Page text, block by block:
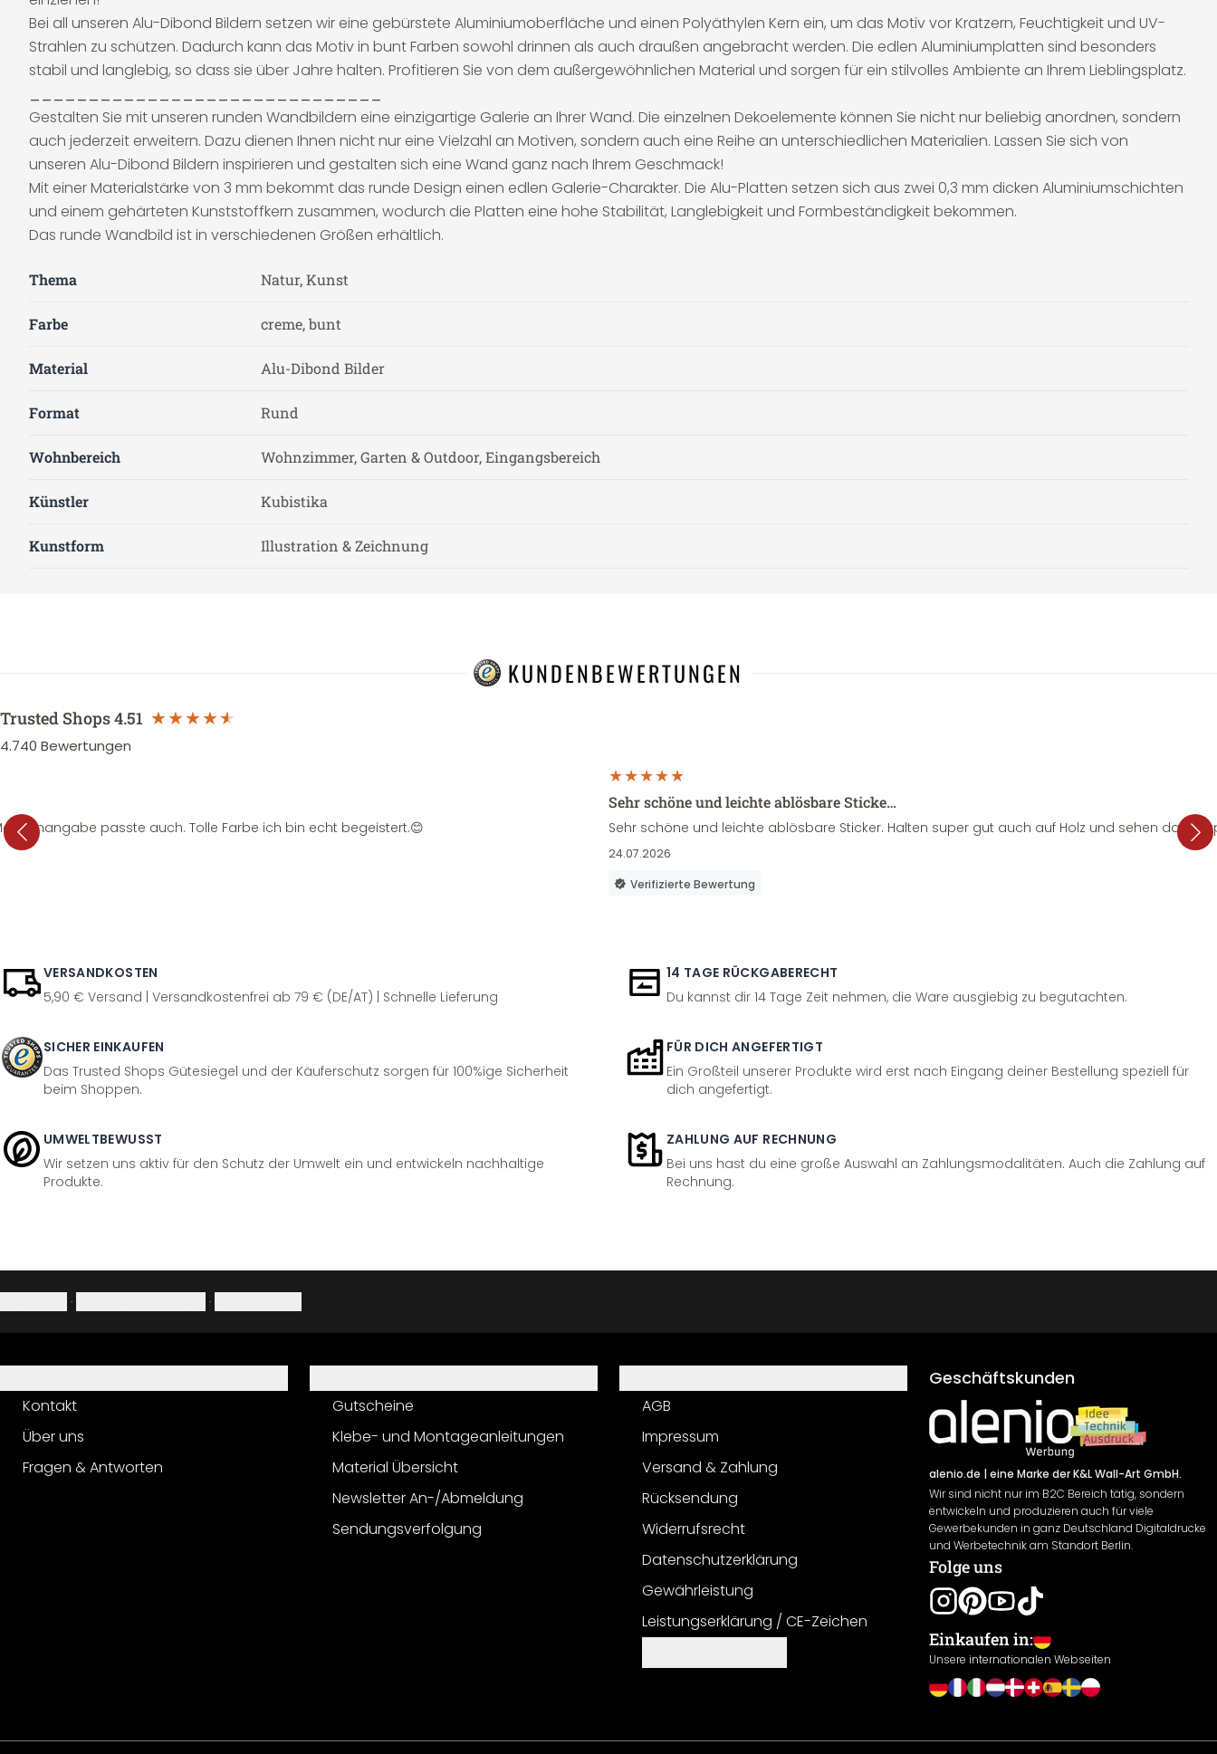
Bei all unseren Alu-Dibond Bildern setzen wir eine gebürstete Aluminiumoberfläche und einen Polyäthylen Kern ein, um das Motiv vor Kratzern, Feuchtigkeit und UV-
Strahlen zu schützen. Dadurch kann das Motiv in bunt Farben sowohl drinnen als auch draußen angebracht werden. Die edlen Aluminiumplatten sind besonders
stabil und langlebig, so dass sie über Jahre halten. Profitieren Sie von dem außergewöhnlichen Material und sorgen für ein stilvolles Ambiente an Ihrem Lieblingsplatz.
Gestalten Sie mit unseren runden Wandbildern eine einzigartige Galerie an Ihrer Wand. Die einzelnen Dekoelemente können Sie nicht nur beliebig anordnen, sondern
auch jederzeit erweitern. Dazu dienen Ihnen nicht nur eine Vielzahl an Motiven, sondern auch eine Reihe an unterschiedlichen Materialien. Lassen Sie sich von
unseren Alu-Dibond Bildern inspirieren und gestalten sich eine Wand ganz nach Ihrem Geschmack!
Mit einer Materialstärke von 3 mm bekommt das runde Design einen edlen Galerie-Charakter. Die Alu-Platten setzen sich aus zwei 0,3 mm dicken Aluminiumschichten
und einem gehärteten Kunststoffkern zusammen, wodurch die Platten eine hohe Stabilität, Langlebigkeit und Formbeständigkeit bekommen.
Das runde Wandbild ist in verschiedenen Größen erhältlich.
Thema Natur, Kunst
Farbe creme, bunt
Material Alu-Dibond Bilder
Format Rund
Wohnbereich Wohnzimmer, Garten & Outdoor, Eingangsbereich
Künstler Kubistika
Kunstform Illustration & Zeichnung
KUNDENBEWERTUNGEN
Trusted Shops4.51
4.740 Bewertungen
passte auch. Tolle Farbe ich bin echt begeistert.😊
Sehr schöne und leichte ablösbare Sticke…
Sehr schöne und leichte ablösbare Sticker. Halten super gut auch auf Holz und sehen dazu
24.07.2026
Verifizierte Bewertung
VERSANDKOSTEN
5,90 € Versand | Versandkostenfrei ab 79 € (DE/AT) | Schnelle Lieferung
14 TAGE RÜCKGABERECHT
Du kannst dir 14 Tage Zeit nehmen, die Ware ausgiebig zu begutachten.
SICHER EINKAUFEN
Das Trusted Shops Gütesiegel und der Käuferschutz sorgen für 100%ige Sicherheit
beim Shoppen.
FÜR DICH ANGEFERTIGT
Ein Großteil unserer Produkte wird erst nach Eingang deiner Bestellung speziell für
dich angefertigt.
UMWELTBEWUSST
Wir setzen uns aktiv für den Schutz der Umwelt ein und entwickeln nachhaltige
Produkte.
ZAHLUNG AUF RECHNUNG
Bei uns hast du eine große Auswahl an Zahlungsmodalitäten. Auch die Zahlung auf
Rechnung.
· ·
Kontakt
Über uns
Fragen & Antworten
Gutscheine
Klebe- und Montageanleitungen
Material Übersicht
Newsletter An-/Abmeldung
Sendungsverfolgung
AGB
Impressum
Versand & Zahlung
Rücksendung
Widerrufsrecht
Datenschutzerklärung
Gewährleistung
Leistungserklärung / CE-Zeichen
Geschäftskunden
alenio.de | eine Marke der K&L Wall-Art GmbH.
Wir sind nicht nur im B2C Bereich tätig, sondern
entwickeln und produzieren auch für viele
Gewerbekunden in ganz Deutschland Digitaldrucke
und Werbetechnik am Standort Berlin.
Folge uns
Einkaufen in:
Unsere internationalen Webseiten